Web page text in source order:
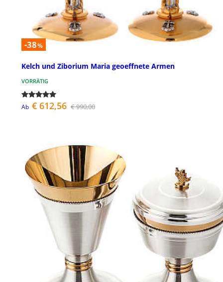
-38%
Kelch und Ziborium Maria geoeffnete Armen
VORRÄTIG
Ab € 612,56 € 990,00